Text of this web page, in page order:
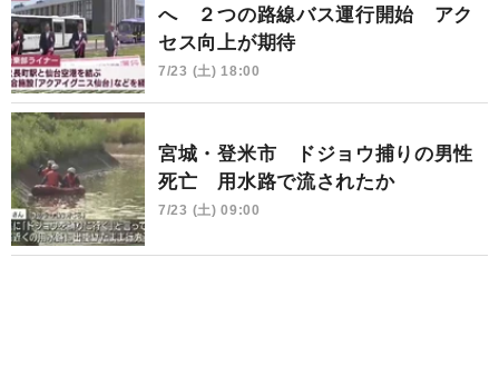
へ ２つの路線バス運行開始 アク
セス向上が期待
7/23 (土) 18:00
宮城・登米市 ドジョウ捕りの男性
死亡 用水路で流されたか
7/23 (土) 09:00